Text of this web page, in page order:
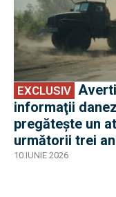
EXCLUSIV
informaţii
pregătește un
următorii trei
10 IUNIE 2026